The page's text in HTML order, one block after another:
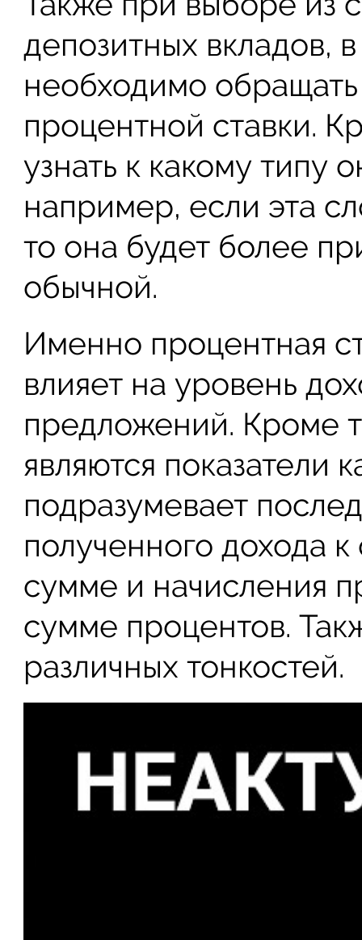
депозитных вкладов,
необходимо
процентной ставки.
узнать к какому типу
например, если эта
то она будет более
обычной.
Именно процентная
влияет на уровень
предложений. Кроме
являются показатели
подразумевает
полученного дохода
сумме и начисления
сумме процентов.
различных тонкостей.